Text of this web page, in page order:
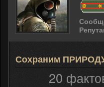
Сохраним
20